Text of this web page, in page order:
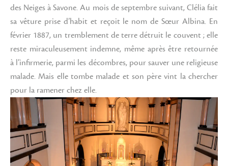
des Neiges à Savone. Au mois de septembre suivant, Clélia fait
sa vêture prise d’habit et reçoit le nom de Sœur Albina. En
février 1887, un tremblement de terre détruit le couvent ; elle
reste miraculeusement indemne, même après être retournée
à l’infirmerie, parmi les décombres, pour sauver une religieuse
malade. Mais elle tombe malade et son père vint la chercher
pour la ramener chez elle.